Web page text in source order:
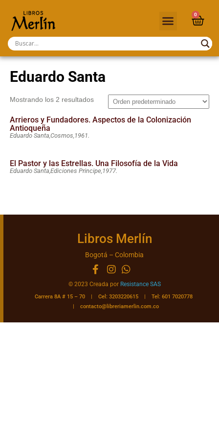
0
Eduardo Santa
Mostrando los 2 resultados
Arrieros y Fundadores. Aspectos de la Colonización
Antioqueña
Eduardo Santa, Cosmos, 1961.
El Pastor y las Estrellas. Una Filosofía de la Vida
Eduardo Santa,Ediciones Principe,1977.
Libros Merlín
Bogotá – Colombia
© 2023 Creada por Resistance SAS
Carrera 8A # 15 – 70 | Cel: 3203220615 | Tel: 601 7020778
|contacto@libreriamerlin.com.co